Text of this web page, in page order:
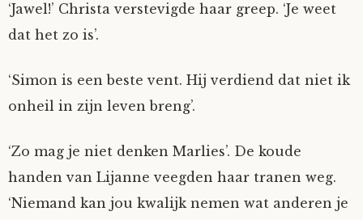
‘Jawel!’ Christa verstevigde haar greep. ‘Je weet
dat het zo is’.
‘Simon is een beste vent. Hij verdiend dat niet ik
onheil in zijn leven breng’.
‘Zo mag je niet denken Marlies’. De koude
handen van Lijanne veegden haar tranen weg.
‘Niemand kan jou kwalijk nemen wat anderen je